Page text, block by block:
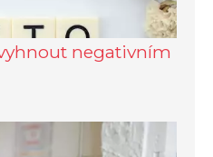
negativním